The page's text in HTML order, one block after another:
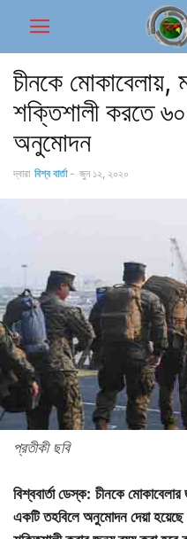
চীনকে মোকাবেলায়,
শক্তিশালী করতে
অনুমোদন
দ্বারা বিশ্ব বার্তা - জুন ১২, ২০২০
প্রতীকী ছবি
বিশ্ববার্তা ডেস্ক: চীনকে মোকাবেলার
একটি তহবিলে অনুমোদন দেয়া